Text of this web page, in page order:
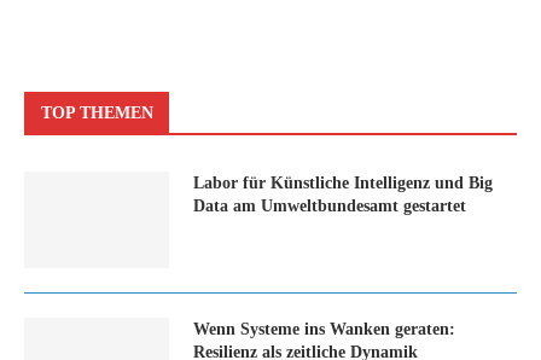
TOP THEMEN
Labor für Künstliche Intelligenz und Big
Data am Umweltbundesamt gestartet
Wenn Systeme ins Wanken geraten:
Resilienz als zeitliche Dynamik